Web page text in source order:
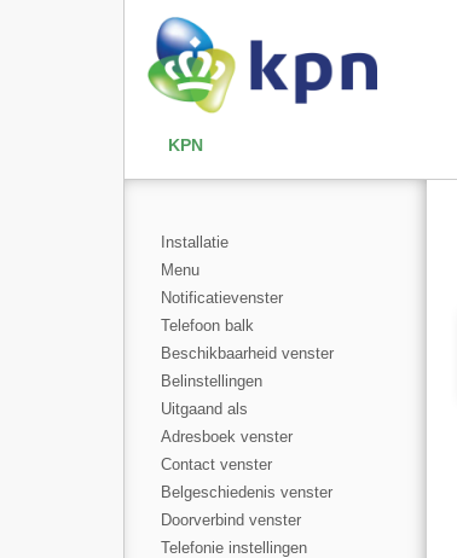
KPN
Installatie
Menu
Notificatievenster
Telefoon balk
Beschikbaarheid venster
Belinstellingen
Uitgaand als
Adresboek venster
Contact venster
Belgeschiedenis venster
Doorverbind venster
Telefonie instellingen